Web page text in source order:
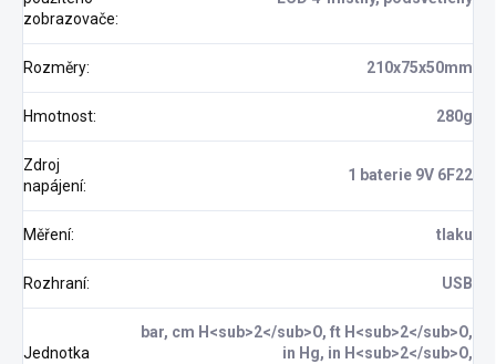
zobrazovače:
Rozměry: 210x75x50mm
Hmotnost: 280g
Zdroj
napájení:
1 baterie 9V 6F22
Měření: tlaku
Rozhraní: USB
Jednotka
bar, cm H<sub>2</sub>O, ft H<sub>2</sub>O,
in Hg, in H<sub>2</sub>O,